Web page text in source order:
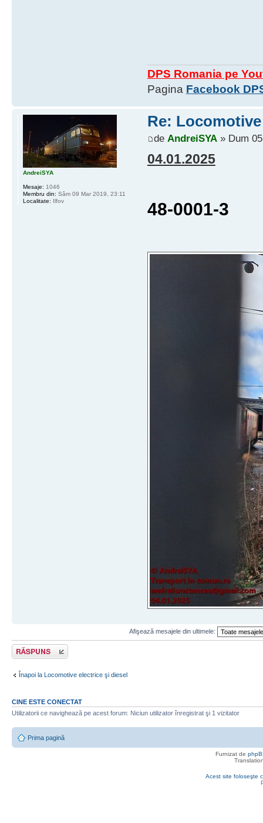
DPS Romania pe
Pagina Facebook
Re:
de AndreiSYA» Dum
04.01.2025
48-0001-3
AndreiSYA
Mesaje: 1046
Membru din: Sâm 09 Mar 2019, 23:11
Localitate: Ilfov
Afişează mesajele din ultimele:
Răspunde
Înapoi la Locomotive electrice şi diesel
CINE ESTE CONECTAT
Utilizatorii ce navighează pe acest forum: Niciun utilizator înregistrat şi 1 vizitator
Prima pagină
Furnizat de
Acest site foloseşte